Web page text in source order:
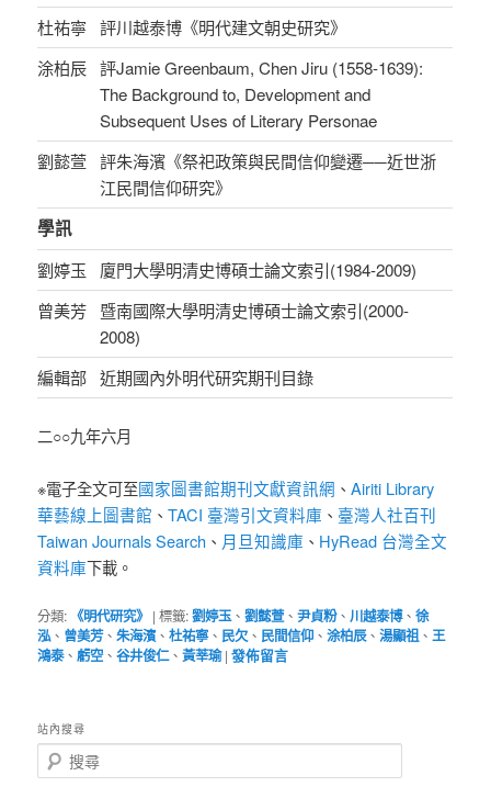
杜祐寧 評川越泰博《明代建文朝史研究》
涂柏辰 評Jamie Greenbaum, Chen Jiru (1558-1639):
The Background to, Development and
Subsequent Uses of Literary Personae
劉懿萱 評朱海濱《祭祀政策與民間信仰變遷──近世浙
江民間信仰研究》
學訊
劉婷玉
廈門大學明清史博碩士論文索引(1984-2009)
曾美芳
暨南國際大學明清史博碩士論文索引(2000-
2008)
編輯部 近期國內外明代研究期刊目錄
二○○九年六月
※電子全文可至國家圖書館期刊文獻資訊網 、Airiti Library
華藝線上圖書館 、TACI 臺灣引文資料庫 、 臺灣人社百刊
Taiwan Journals Search 、 月旦知識庫 、 HyRead 台灣全文
資料庫下載。
分類: 《明代研究》 |標籤:劉婷玉、劉懿萱、尹貞粉、 川越泰博、徐
泓、 曾美芳、朱海濱、杜祐寧、 民欠 、 民間信仰 、涂柏辰、湯顯祖 、王
鴻泰、虧空、谷井俊仁、黃莘瑜 |發佈留言
站內搜尋
搜
尋